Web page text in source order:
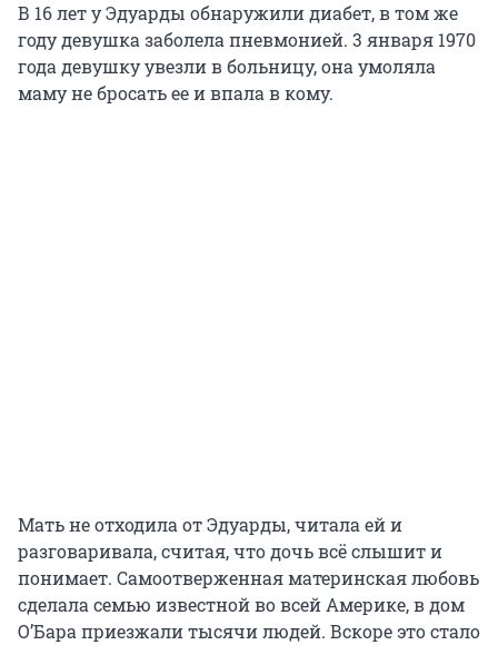
В 16 лет у Эдуарды обнаружили диабет, в том же
году девушка заболела пневмонией. 3 января 1970
года девушку увезли в больницу, она умоляла
маму не бросать ее и впала в кому.
Мать не отходила от Эдуарды, читала ей и
разговаривала, считая, что дочь всё слышит и
понимает. Самоотверженная материнская любовь
сделала семью известной во всей Америке, в дом
О’Бара приезжали тысячи людей. Вскоре это стало